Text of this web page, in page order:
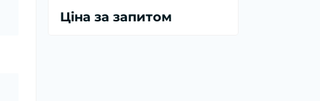
Ціна за запитом